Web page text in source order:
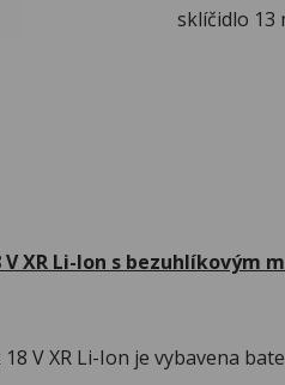
sklíčidlo 13
Li-Ion s bezuhlíkovým
XR Li-Ion je vybavena